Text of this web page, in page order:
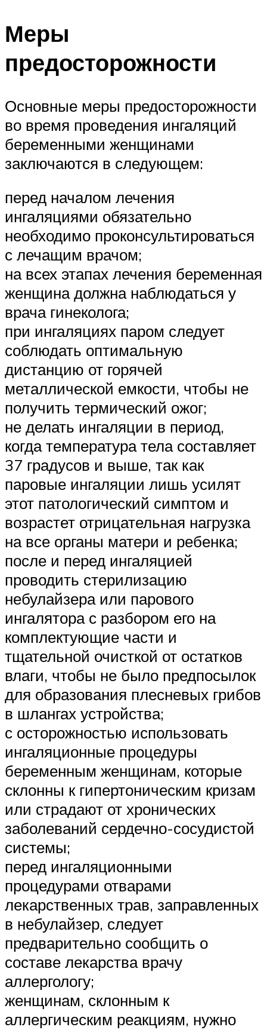
Меры
предосторожности
Основные меры предосторожности
во время проведения ингаляций
беременными женщинами
заключаются в следующем:
перед началом лечения
ингаляциями обязательно
необходимо проконсультироваться
с лечащим врачом;
на всех этапах лечения беременная
женщина должна наблюдаться у
врача гинеколога;
при ингаляциях паром следует
соблюдать оптимальную
дистанцию от горячей
металлической емкости, чтобы не
получить термический ожог;
не делать ингаляции в период,
когда температура тела составляет
37 градусов и выше, так как
паровые ингаляции лишь усилят
этот патологический симптом и
возрастет отрицательная нагрузка
на все органы матери и ребенка;
после и перед ингаляцией
проводить стерилизацию
небулайзера или парового
ингалятора с разбором его на
комплектующие части и
тщательной очисткой от остатков
влаги, чтобы не было предпосылок
для образования плесневых грибов
в шлангах устройства;
с осторожностью использовать
ингаляционные процедуры
беременным женщинам, которые
склонны к гипертоническим кризам
или страдают от хронических
заболеваний сердечно-сосудистой
системы;
перед ингаляционными
процедурами отварами
лекарственных трав, заправленных
в небулайзер, следует
предварительно сообщить о
составе лекарства врачу
аллергологу;
женщинам, склонным к
аллергическим реакциям, нужно